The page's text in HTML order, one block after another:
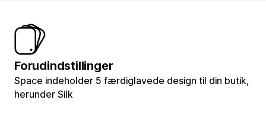
Forudindstillinger
Space indeholder 5 færdiglavede design til din butik,
herunder Silk